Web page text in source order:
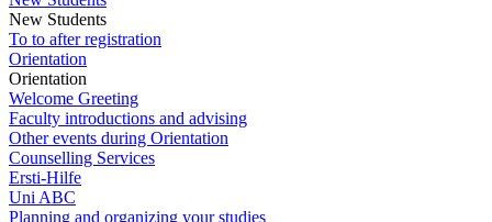
New Students
To to after registration
Orientation
Orientation
Welcome Greeting
Faculty introductions and advising
Other events during Orientation
Counselling Services
Ersti-Hilfe
Uni ABC
Planning and organizing your studies